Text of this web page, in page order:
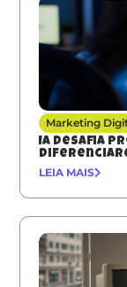
Marketing
IA desafia
LEIA MAIS